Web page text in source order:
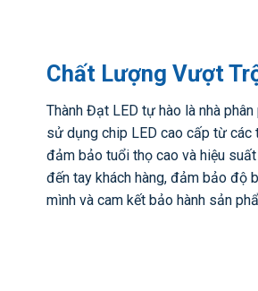
Chất Lượng Vượt
Thành Đạt LED tự hào là nhà
sử dụng chip LED cao cấp từ
đảm bảo tuổi thọ cao và hiệu
đến tay khách hàng, đảm bảo độ
mình và cam kết bảo hành sản